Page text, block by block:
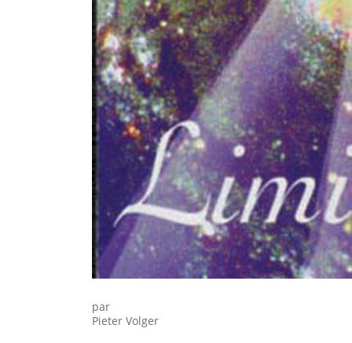
par
Pieter Volger